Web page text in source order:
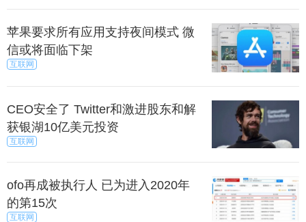
方面，NEX应该会采用骁龙710跟骁龙845两个方案。
骁龙710作为高通近期发布的全新处理器，加强了对AI
技术的支持，而骁龙845在性能跟AI上的表现同样有目
共睹，处理器或许是NEX的AI性能带来惊喜的关键部
现有的各项爆料看来，NEX将是国产手机品牌冲击高
端市场的重要力量，硬件表现出色，加之还有AI优
化，它的表现应该会相当靠谱，只要价格合适，有望
成为跑赢下半年市场的神机。
来源： 小可爱 /科技 /互联网
苹果要求所有应用支持夜间模式 微
信或将面临下架
互联网
CEO安全了 Twitter和激进股东和解
获银湖10亿美元投资
互联网
ofo再成被执行人 已为进入2020年
的第15次
互联网